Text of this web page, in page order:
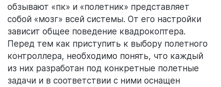
обзывают «пк» и «полетник» представляет
собой «мозг» всей системы. От его настройки
зависит общее поведение квадрокоптера.
Перед тем как приступить к выбору полетного
контроллера, необходимо понять, что каждый
из них разработан под конкретные полетные
задачи и в соответствии с ними оснащен